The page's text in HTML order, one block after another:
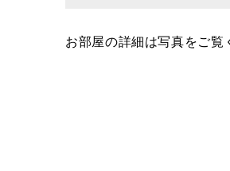
お部屋の詳細は写真をご覧